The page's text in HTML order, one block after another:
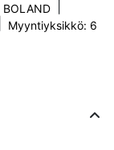
BOLAND
Myyntiyksikkö: 6